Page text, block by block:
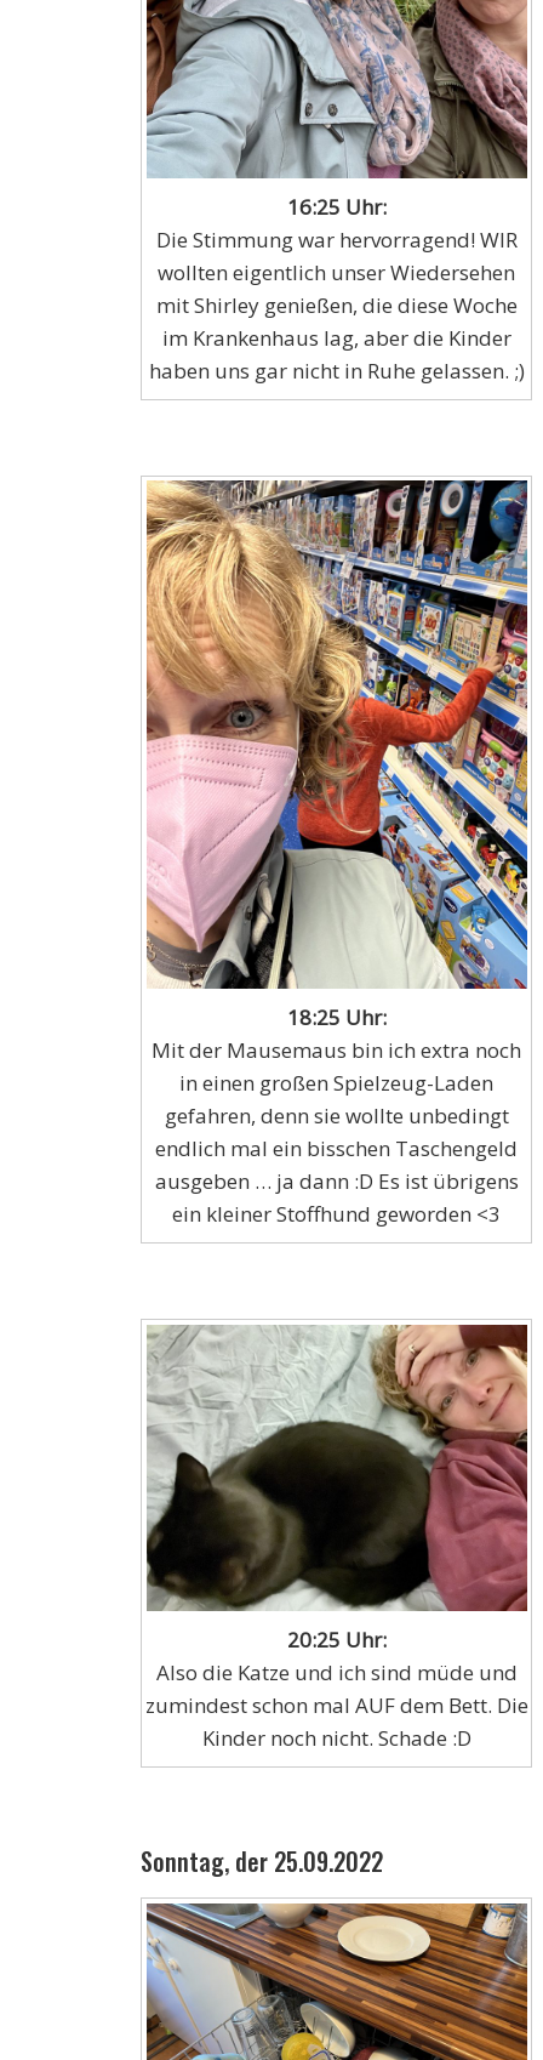
16:25 Uhr:
Die Stimmung war hervorragend! WIR
wollten eigentlich unser Wiedersehen
mit Shirley genießen, die diese Woche
im Krankenhaus lag, aber die Kinder
haben uns gar nicht in Ruhe gelassen. ;)
18:25 Uhr:
Mit der Mausemaus bin ich extra noch
in einen großen Spielzeug-Laden
gefahren, denn sie wollte unbedingt
endlich mal ein bisschen Taschengeld
ausgeben … ja dann :D Es ist übrigens
ein kleiner Stoffhund geworden <3
20:25 Uhr:
Also die Katze und ich sind müde und
zumindest schon mal AUF dem Bett. Die
Kinder noch nicht. Schade :D
Sonntag, der 25.09.2022